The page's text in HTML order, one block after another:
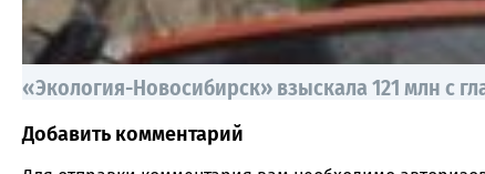
«Экология-Новосибирск» взыскала 121 млн с
Comment section
Добавить комментарий